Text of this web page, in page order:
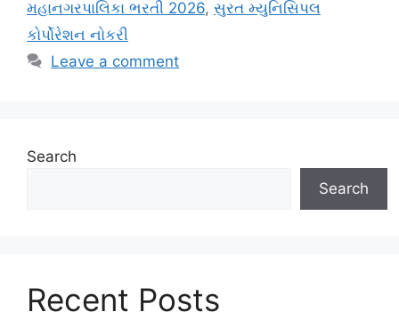
મહાનગરપાલિકા ભરતી 2026, સુરત મ્યુનિસિપલ
કોર્પોરેશન નોકરી
Leave a comment
Search
Search
Recent Posts